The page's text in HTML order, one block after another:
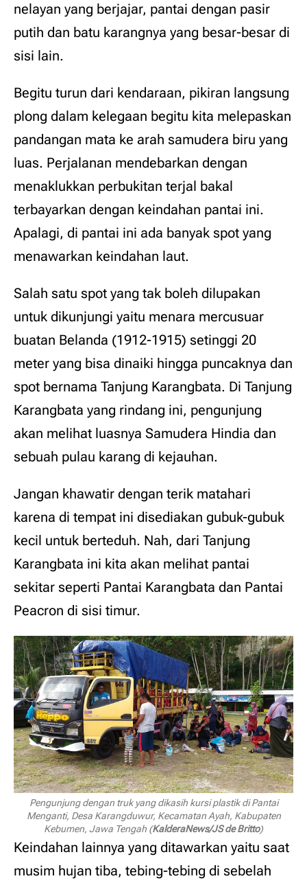
nelayan yang berjajar, pantai dengan pasir
putih dan batu karangnya yang besar-besar di
sisi lain.
Begitu turun dari kendaraan, pikiran langsung
plong dalam kelegaan begitu kita melepaskan
pandangan mata ke arah samudera biru yang
luas. Perjalanan mendebarkan dengan
menaklukkan perbukitan terjal bakal
terbayarkan dengan keindahan pantai ini.
Apalagi, di pantai ini ada banyak spot yang
menawarkan keindahan laut.
Salah satu spot yang tak boleh dilupakan
untuk dikunjungi yaitu menara mercusuar
buatan Belanda (1912-1915) setinggi 20
meter yang bisa dinaiki hingga puncaknya dan
spot bernama Tanjung Karangbata. Di Tanjung
Karangbata yang rindang ini, pengunjung
akan melihat luasnya Samudera Hindia dan
sebuah pulau karang di kejauhan.
Jangan khawatir dengan terik matahari
karena di tempat ini disediakan gubuk-gubuk
kecil untuk berteduh. Nah, dari Tanjung
Karangbata ini kita akan melihat pantai
sekitar seperti Pantai Karangbata dan Pantai
Peacron di sisi timur.
Pengunjung dengan truk yang dikasih kursi plastik di Pantai
Menganti, Desa Karangduwur, Kecamatan Ayah, Kabupaten
Kebumen, Jawa Tengah (KalderaNews/JS de Britto)
Keindahan lainnya yang ditawarkan yaitu saat
musim hujan tiba, tebing-tebing di sebelah